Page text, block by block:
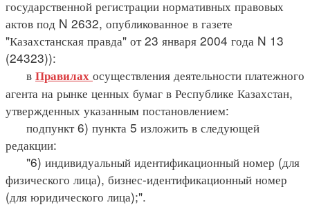
государственной регистрации нормативных правовых
актов под N 2632, опубликованное в газете
"Казахстанская правда" от 23 января 2004 года N 13
(24323)):
в Правилах осуществления деятельности платежного
агента на рынке ценных бумаг в Республике Казахстан,
утвержденных указанным постановлением:
подпункт 6) пункта 5 изложить в следующей
редакции:
"6) индивидуальный идентификационный номер (для
физического лица), бизнес-идентификационный номер
(для юридического лица);".